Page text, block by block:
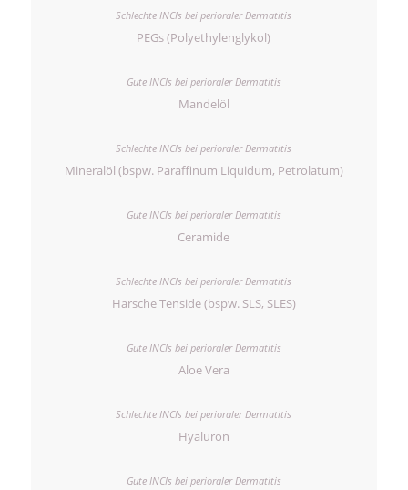
PEGs (Polyethylenglykol)
Mandelöl
Mineralöl (bspw. Paraffinum Liquidum, Petrolatum)
Ceramide
Harsche Tenside (bspw. SLS, SLES)
Aloe Vera
Hyaluron